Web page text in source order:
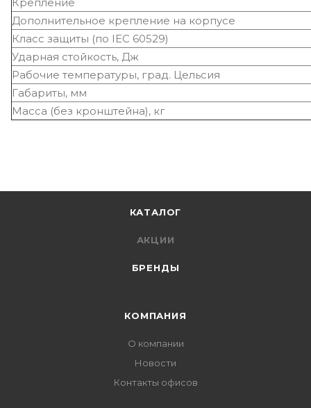
Дополнительное крепление на корпусе
Класс защиты (по IEC 60529)
Ударная стойкость, Дж
Рабочие температуры, град. Цельсия
Габариты, мм
Масса (без кронштейна), кг
КАТАЛОГ
АКЦИИ
БРЕНДЫ
КОМПАНИЯ
О компании
Новости
Контакты офисов